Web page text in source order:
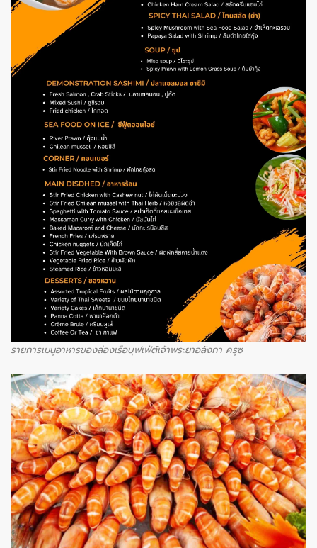
รายการเมนูอาหารของล่องเรือบุฟเฟ่ต์เจ้าพระยาอลังกา ครูซ